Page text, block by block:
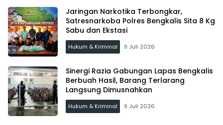
Jaringan Narkotika Terbongkar,
Satresnarkoba Polres Bengkalis Sita 8 Kg
Sabu dan Ekstasi
Hukum & Kriminal 9 Juli 2026
Sinergi Razia Gabungan Lapas Bengkalis
Berbuah Hasil, Barang Terlarang
Langsung Dimusnahkan
Hukum & Kriminal 9 Juli 2026